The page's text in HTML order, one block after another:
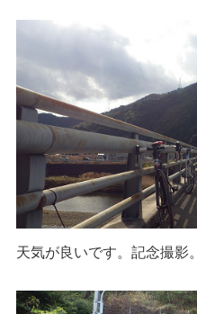
天気が良いです。記念撮影。